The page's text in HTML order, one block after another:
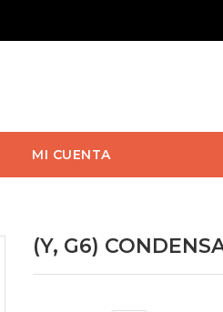
MI CUENTA
(Y, G6)